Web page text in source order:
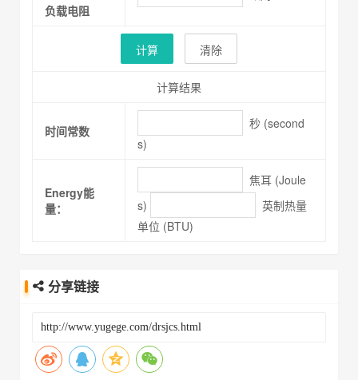
负载电阻
计算 清除
计算结果
时间常数
秒 (second
s)
Energy能
量：
焦耳 (Joule
s)
英制热量
单位 (BTU)
分享链接